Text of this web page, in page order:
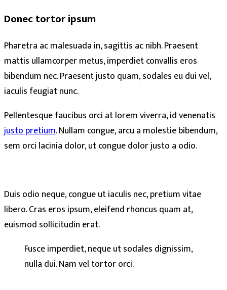
Donec tortor ipsum
Pharetra ac malesuada in, sagittis ac nibh. Praesent
mattis ullamcorper metus, imperdiet convallis eros
bibendum nec. Praesent justo quam, sodales eu dui vel,
iaculis feugiat nunc.
Pellentesque faucibus orci at lorem viverra, id venenatis
justo pretium. Nullam congue, arcu a molestie bibendum,
sem orci lacinia dolor, ut congue dolor justo a odio.
Duis odio neque, congue ut iaculis nec, pretium vitae
libero. Cras eros ipsum, eleifend rhoncus quam at,
euismod sollicitudin erat.
Fusce imperdiet, neque ut sodales dignissim,
nulla dui. Nam vel tortor orci.